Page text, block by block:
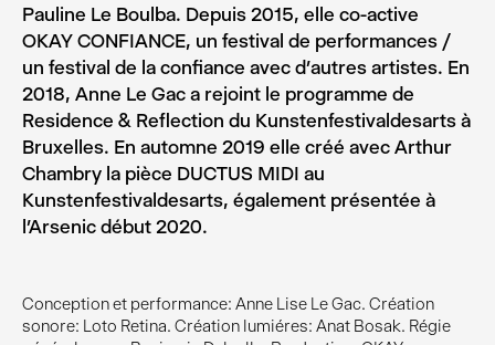
Conception et performance: Anne Lise Le Gac. Création
sonore: Loto Retina. Création lumiéres: Anat Bosak. Régie
Pauline Le Boulba. Depuis 2015, elle co-active
OKAY CONFIANCE, un festival de performances /
un festival de la confiance avec d’autres artistes. En
2018, Anne Le Gac a rejoint le programme de
Residence & Reflection du Kunstenfestivaldesarts à
Bruxelles. En automne 2019 elle créé avec Arthur
Chambry la pièce DUCTUS MIDI au
Kunstenfestivaldesarts, également présentée à
l’Arsenic début 2020.